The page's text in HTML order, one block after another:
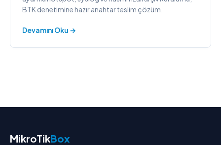
BTK denetimine hazır anahtar teslim çözüm.
Devamını Oku →
MikroTikBox